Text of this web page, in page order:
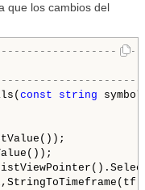
que los cambios del
const string